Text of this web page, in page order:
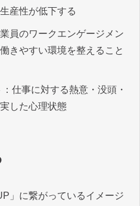
産性が低下する
員のワークエンゲージメン
きやすい環境を整えること
仕事に対する熱意・没頭・
した心理状態
」に繋がっているイメージ